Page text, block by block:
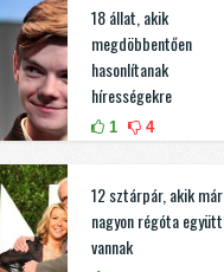
18 állat, akik
megdöbbentően
hasonlítanak
hírességekre
1 4
12 sztárpár, akik már
nagyon régóta együtt
vannak